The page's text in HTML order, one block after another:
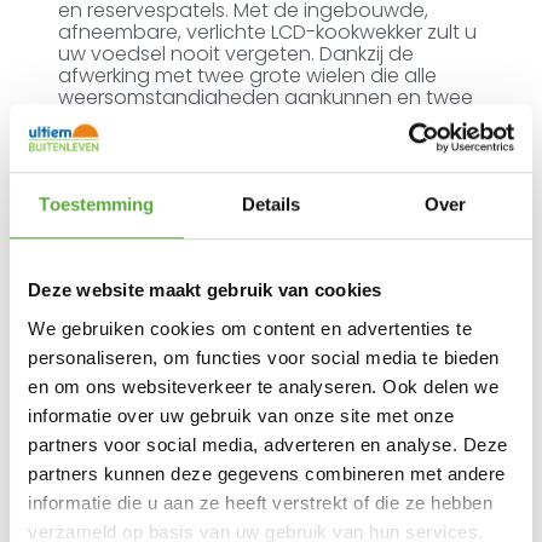
Toestemming Details Over
Deze website maakt gebruik van cookies
We gebruiken cookies om content en advertenties te
personaliseren, om functies voor social media te bieden
en om ons websiteverkeer te analyseren. Ook delen we
informatie over uw gebruik van onze site met onze
partners voor social media, adverteren en analyse. Deze
partners kunnen deze gegevens combineren met andere
informatie die u aan ze heeft verstrekt of die ze hebben
verzameld op basis van uw gebruik van hun services.
en reservespatels. Met de ingebouwde,
afneembare, verlichte LCD-kookwekker zult u
uw voedsel nooit vergeten. Dankzij de
afwerking met twee grote wielen die alle
weersomstandigheden aankunnen en twee
vergrendelbare zwenkwielen, kunt u uw
barbecue met gemak over uw terras
ketel en deksel van de Performer Premium
branden.
Klaar met barbecueën? Gebruik het RVS
One-Touch-reinigingssysteem om de
houtskoolas in één keer uit de ketel van de
barbecue in de uitneembare, extra grote,
zwarte aluminium asopvangbak te vegen.
Zo wordt al het roet op één handige locatie
opgeslagen, voor snel en makkelijk
schoonmaken.
Touch-N-Go-ontsteking